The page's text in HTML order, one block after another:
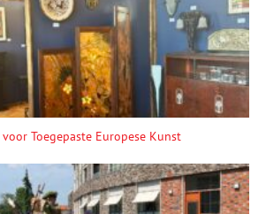
Toegepaste Europese Kunst